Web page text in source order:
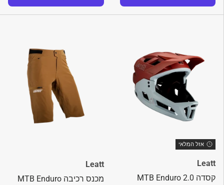
אזל המלאי
Leatt
קסדה MTB Enduro 2.0
Leatt
מכנס רכיבה MTB Enduro